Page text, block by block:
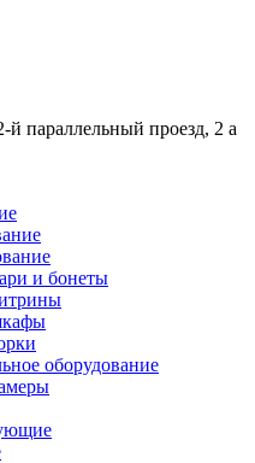
й параллельный проезд, 2 a
и бонеты
оборудование